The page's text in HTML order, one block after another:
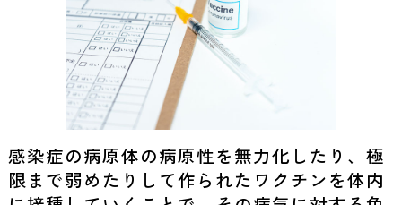
感染症の病原体の病原性を無力化したり、極
限まで弱めたりして作られたワクチンを体内